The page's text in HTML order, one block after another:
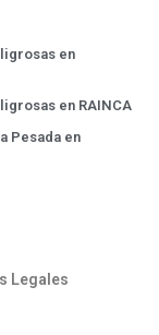
en
en RAINCA
Pesada en
Legales